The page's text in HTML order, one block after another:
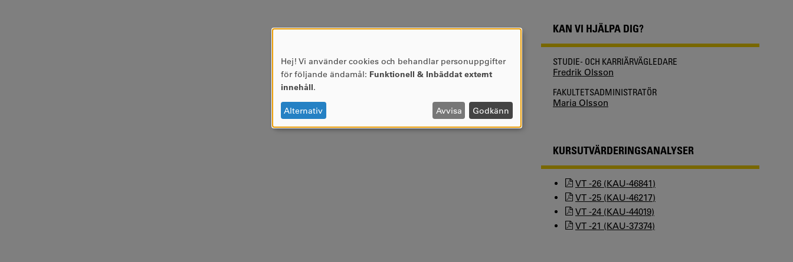
KAN VI HJÄLPA DIG?
STUDIE- OCH KARRIÄRVÄGLEDARE
Fredrik Olsson
FAKULTETSADMINISTRATÖR
Maria Olsson
KURSUTVÄRDERINGSANALYSER
VT -26 (KAU-46841)
VT -25 (KAU-46217)
VT -24 (KAU-44019)
VT -21 (KAU-37374)
ANVÄNDNING
AV
OCH
COOKIES
Hej! Vi använder cookies och behandlar personuppgifter
för följande ändamål: Funktionell & Inbäddat externt
innehåll.
Alternativ Avvisa Godkänn